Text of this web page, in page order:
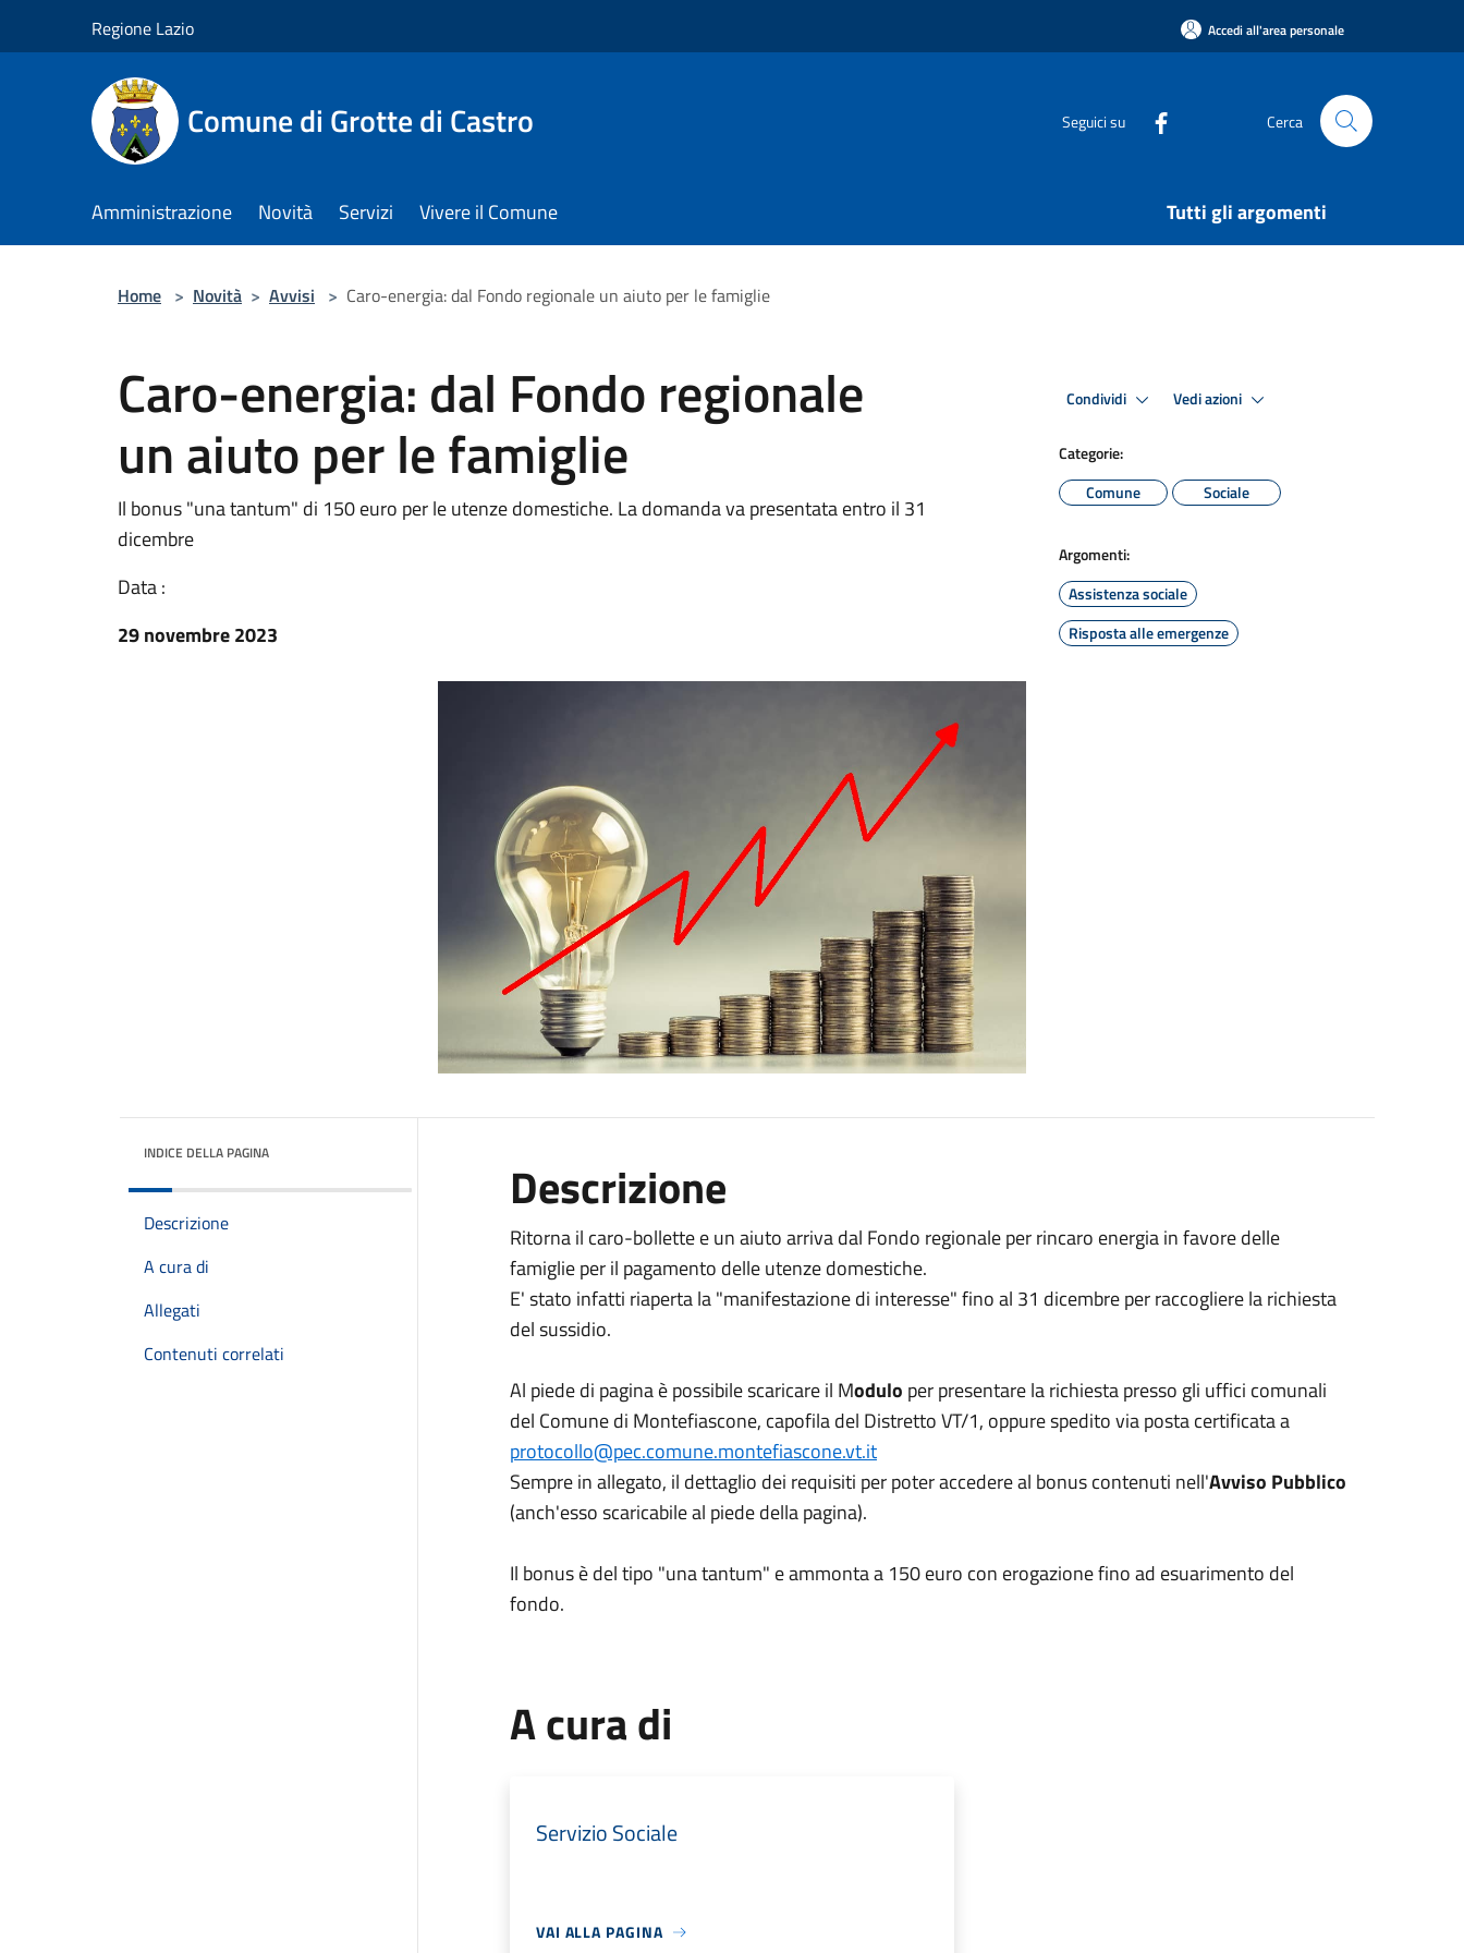
Regione Lazio Accedi all'area personale
Comune di Grotte di Castro Seguici su Cerca
Amministrazione Novità Servizi Vivere il Comune Tutti gli argomenti
Home > Novità > Avvisi > Caro-energia: dal Fondo regionale un aiuto per le famiglie
Caro-energia: dal Fondo regionale
un aiuto per le famiglie
Il bonus "una tantum" di 150 euro per le utenze domestiche. La domanda va presentata entro il 31
dicembre
Data :
29 novembre 2023
Condividi Vedi azioni
Categorie:
Comune
Sociale
Argomenti:
Assistenza sociale
Risposta alle emergenze
INDICE DELLA PAGINA
Descrizione
A cura di
Allegati
Contenuti correlati
Descrizione
Ritorna il caro-bollette e un aiuto arriva dal Fondo regionale per rincaro energia in favore delle
famiglie per il pagamento delle utenze domestiche.
E' stato infatti riaperta la "manifestazione di interesse" fino al 31 dicembre per raccogliere la richiesta
del sussidio.
Al piede di pagina è possibile scaricare il Modulo per presentare la richiesta presso gli uffici comunali
del Comune di Montefiascone, capofila del Distretto VT/1, oppure spedito via posta certificata a
protocollo@pec.comune.montefiascone.vt.it
Sempre in allegato, il dettaglio dei requisiti per poter accedere al bonus contenuti nell'Avviso Pubblico
(anch'esso scaricabile al piede della pagina).
Il bonus è del tipo "una tantum" e ammonta a 150 euro con erogazione fino ad esuarimento del
fondo.
A cura di
Servizio Sociale
VAI ALLA PAGINA